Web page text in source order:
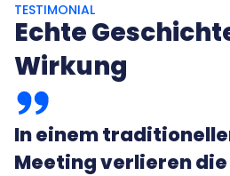
TESTIMONIAL
Echte
Wirkung
In einem
Meeting verlieren die